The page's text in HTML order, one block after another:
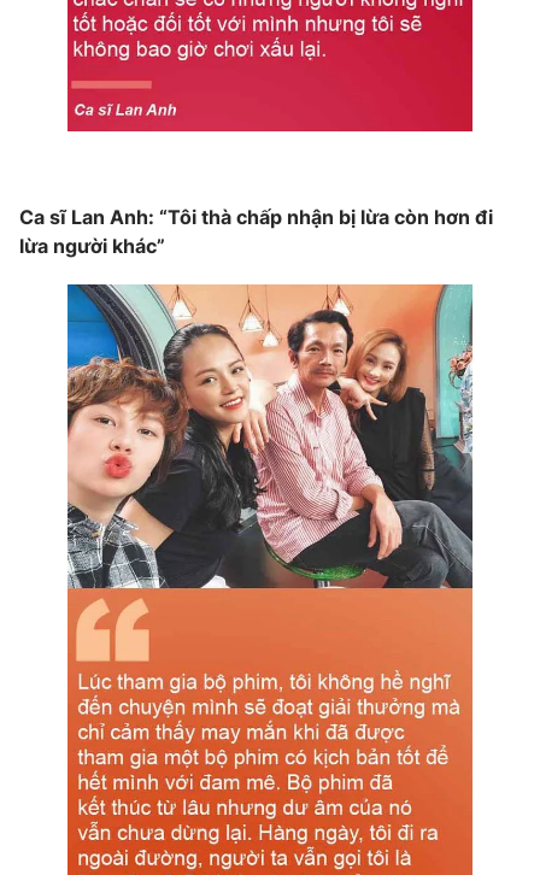
Ca sĩ Lan Anh: “Tôi thà chấp nhận bị lừa còn hơn đi
lừa người khác”